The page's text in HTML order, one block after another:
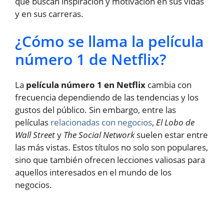
y en sus carreras.
¿Cómo se llama la película
número 1 de Netflix?
La película número 1 en Netflix cambia con
frecuencia dependiendo de las tendencias y los
gustos del público. Sin embargo, entre las
películas relacionadas con negocios, El Lobo de
Wall Streety The Social Networksuelen estar entre
las más vistas. Estos títulos no solo son populares,
sino que también ofrecen lecciones valiosas para
aquellos interesados en el mundo de los
negocios.